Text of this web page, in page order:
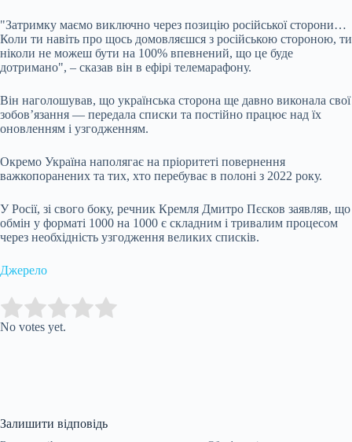
"Затримку маємо виключно через позицію російської сторони…
Коли ти навіть про щось домовляєшся з російською стороною, ти
ніколи не можеш бути на 100% впевнений, що це буде
дотримано", – сказав він в ефірі телемарафону.
Він наголошував, що українська сторона ще давно виконала свої
зобов’язання — передала списки та постійно працює над їх
оновленням і узгодженням.
Окремо Україна наполягає на пріоритеті повернення
важкопоранених та тих, хто перебуває в полоні з 2022 року.
У Росії, зі свого боку, речник Кремля Дмитро Пєсков заявляв, що
обмін у форматі 1000 на 1000 є складним і тривалим процесом
через необхідність узгодження великих списків.
Джерело
Rate this item:
No votes yet.
Залишити відповідь